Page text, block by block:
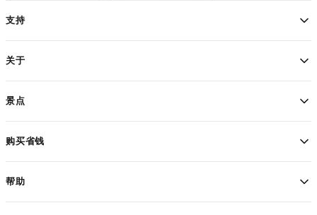
支持
关于
景点
购买省钱
帮助